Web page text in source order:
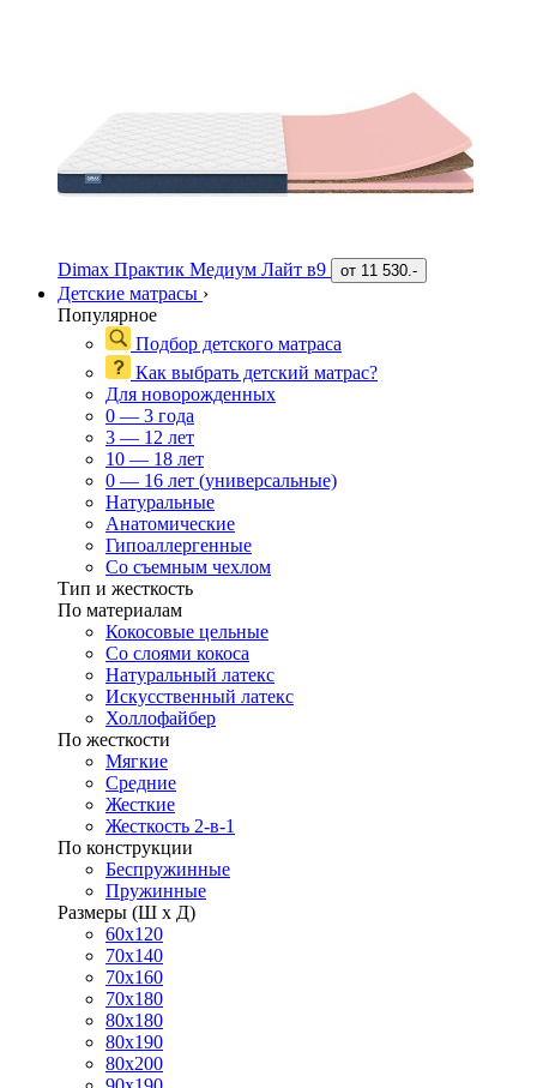
Dimax Практик Медиум Лайт в9 от 11 530.-
Детские матрасы ›
Популярное
Подбор детского матраса
Как выбрать детский матрас?
Для новорожденных
0 — 3 года
3 — 12 лет
10 — 18 лет
0 — 16 лет (универсальные)
Натуральные
Анатомические
Гипоаллергенные
Со съемным чехлом
Тип и жесткость
По материалам
Кокосовые цельные
Со слоями кокоса
Натуральный латекс
Искусственный латекс
Холлофайбер
По жесткости
Мягкие
Средние
Жесткие
Жесткость 2-в-1
По конструкции
Беспружинные
Пружинные
Размеры (Ш х Д)
60х120
70х140
70х160
70х180
80х180
80х190
80х200